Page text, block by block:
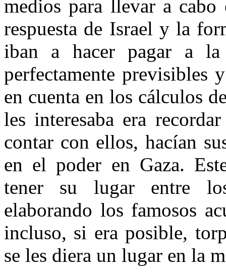
medios para llevar a cabo
respuesta de Israel y la
iban a hacer pagar a
perfectamente previsibles
en cuenta en los cálculos
les interesaba era
contar con ellos, hacían
en el poder en Gaza.
tener su lugar entre
elaborando los famosos
incluso, si era posible,
se les diera un lugar en la